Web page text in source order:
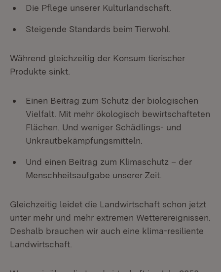
Die Pflege unserer Kulturlandschaft.
Steigende Standards beim Tierwohl.
Während gleichzeitig der Konsum tierischer
Produkte sinkt.
Einen Beitrag zum Schutz der biologischen
Vielfalt. Mit mehr ökologisch bewirtschafteten
Flächen. Und weniger Schädlings- und
Unkrautbekämpfungsmitteln.
Und einen Beitrag zum Klimaschutz – der
Menschheitsaufgabe unserer Zeit.
Gleichzeitig leidet die Landwirtschaft schon jetzt
unter mehr und mehr extremen Wetterereignissen.
Deshalb brauchen wir auch eine klima-resiliente
Landwirtschaft.